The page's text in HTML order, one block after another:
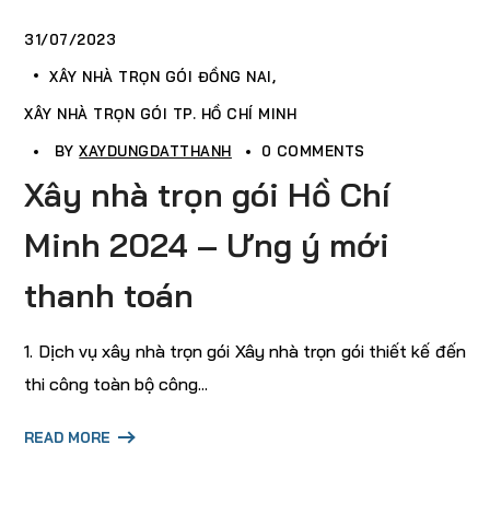
31/07/2023
XÂY NHÀ TRỌN GÓI ĐỒNG NAI
XÂY NHÀ TRỌN GÓI TP. HỒ CHÍ MINH
BYXAYDUNGDATTHANH 0 COMMENTS
Xây nhà trọn gói Hồ Chí
Minh 2024 – Ưng ý mới
thanh toán
1. Dịch vụ xây nhà trọn gói Xây nhà trọn gói thiết kế đến
thi công toàn bộ công...
READ MORE